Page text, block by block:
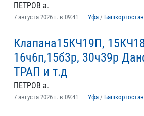
ПЕТРОВ а.
7 августа 2026 г. в 09:41 Уфа / Башкортостан
Клапана15КЧ19П,
16ч6п,15б3р, 30ч39р
ТРАП и т.д
ПЕТРОВ а.
7 августа 2026 г. в 09:41 Уфа / Башкортостан